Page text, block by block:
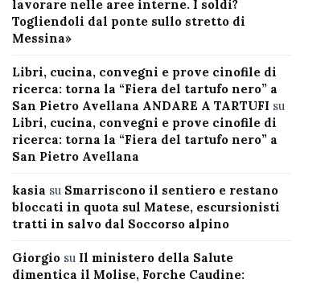
lavorare nelle aree interne. I soldi?
Togliendoli dal ponte sullo stretto di
Messina»
Libri, cucina, convegni e prove cinofile di
ricerca: torna la “Fiera del tartufo nero” a
San Pietro Avellana ANDARE A TARTUFI su
Libri, cucina, convegni e prove cinofile di
ricerca: torna la “Fiera del tartufo nero” a
San Pietro Avellana
kasia su Smarriscono il sentiero e restano
bloccati in quota sul Matese, escursionisti
tratti in salvo dal Soccorso alpino
Giorgiosu Il ministero della Salute
dimentica il Molise, Forche Caudine: